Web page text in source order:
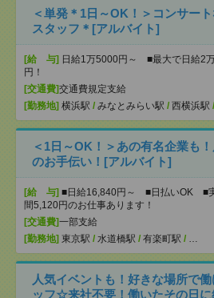
＜単発＊1日～OK！＞コンサー
スタッフ＊[アルバイト]
[給 与] 日給1万5000円～ ■最大で日給2
円！
[交通費]交通費規定支給
[勤務地] 横浜駅 / みなとみらい駅 / 西横浜駅 /
＜1日～OK！＞あの有名企業も
のお手伝い！[アルバイト]
[給 与] ■日給16,840円～ ■日払いOK ■
間5,120円のお仕事あります！
[交通費]一部支給
[勤務地] 東京駅 / 水道橋駅 / 有楽町駅 / …
人気イベントも！好きな場所で
ッフ☆来社不要！働いたその日